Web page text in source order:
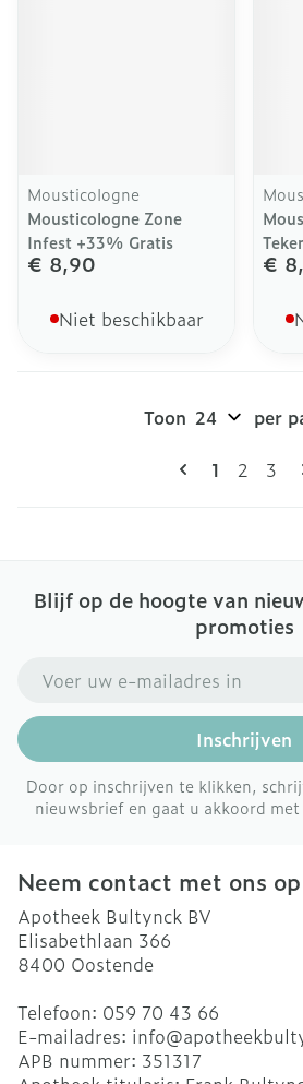
Mousticologne
Mousticologne Zone
Infest +33% Gratis
€ 8,90
Niet beschikbaar
€
U lees
1 Pagina
2 3
Toon per
Blijf op de hoogte van
promoties
Inschrijven
Door op inschrijven te klikken,
nieuwsbrief en gaat u akkoord met
Neem contact met ons op
Apotheek Bultynck BV
Elisabethlaan 366
8400 Oostende
Telefoon: 059 70 43 66
E-mailadres: info@
APB nummer: 351317